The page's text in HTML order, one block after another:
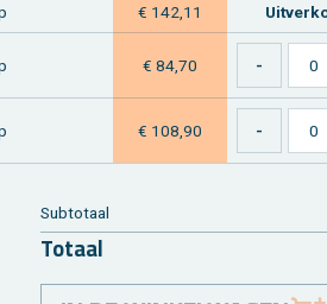
€ 142,11
€ 84,70
€ 108,90
Sub­to­taal
To­taal